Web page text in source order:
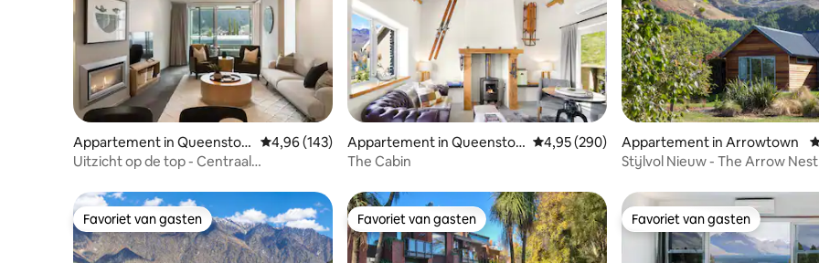
Appartement in Queenstow
n
Gemiddelde beoordeling van 4,96 op 5, 143 recensies
4,96 (143)
Uitzicht op de top - Centraal
Appartement in Queensto
wn
Gemiddelde beoordeling van 4,95 op 5, 290
4,95 (290)
The Cabin
Appartement in Arrowtown
Stijlvol Nieuw - The Arrow Nest
Favoriet van gasten
Favoriet van gasten Favoriet van gasten
Favoriet van gasten Favoriet van gasten
Favoriet van gasten